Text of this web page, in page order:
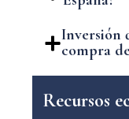
Inversión
compra
Recursos e